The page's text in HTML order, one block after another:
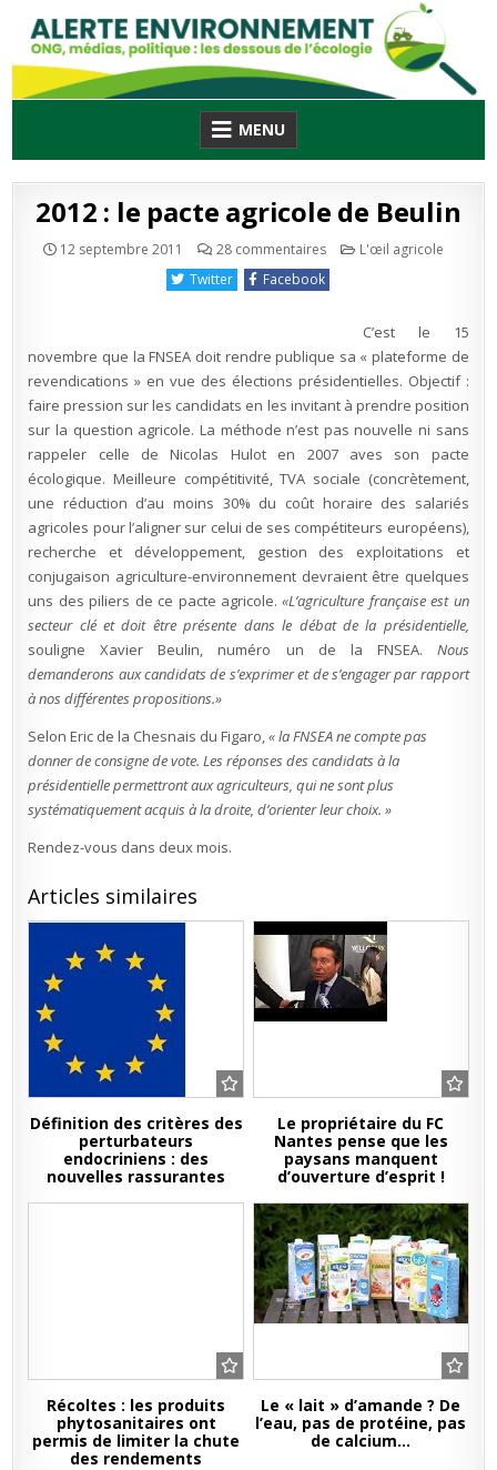
content
MENU
2012 : le pacte agricole de Beulin
12 septembre 2011 28 commentairessur
:
le
Publié
L'œil agricole
Twitter
Facebook
C’est le 15
novembre que la FNSEA doit rendre publique sa « plateforme de
revendications » en vue des élections présidentielles. Objectif :
faire pression sur les candidats en les invitant à prendre position
sur la question agricole. La méthode n’est pas nouvelle ni sans
rappeler celle de Nicolas Hulot en 2007 aves son pacte
écologique. Meilleure compétitivité, TVA sociale (concrètement,
une réduction d’au moins 30% du coût horaire des salariés
agricoles pour l’aligner sur celui de ses compétiteurs européens),
recherche et développement, gestion des exploitations et
conjugaison agriculture-environnement devraient être quelques
uns des piliers de ce pacte agricole. «L’agriculture française est un
secteur clé et doit être présente dans le débat de la présidentielle,
souligne Xavier Beulin, numéro un de la FNSEA. Nous
demanderons aux candidats de s’exprimer et de s’engager par rapport
à nos différentes propositions.»
Selon Eric de la Chesnais du Figaro,« la FNSEA ne compte pas
donner de consigne de vote. Les réponses des candidats à la
présidentielle permettront aux agriculteurs, qui ne sont plus
systématiquement acquis à la droite, d’orienter leur choix. »
Rendez-vous dans deux mois.
Articles similaires
Définition des critères des
perturbateurs
endocriniens : des
nouvelles rassurantes
Le propriétaire du FC
Nantes pense que les
paysans manquent
d’ouverture d’esprit !
Récoltes : les produits
phytosanitaires ont
permis de limiter la chute
des rendements
Le « lait » d’amande ? De
l’eau, pas de protéine, pas
de calcium…